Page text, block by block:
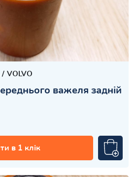
VOLVO
важеля задній
в 1 клік